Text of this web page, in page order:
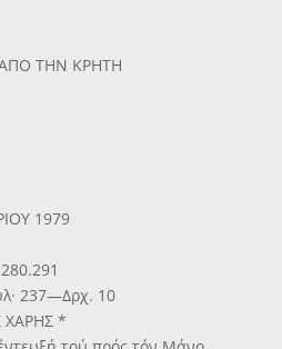
ΑΠΟ ΤΗΝ ΚΡΗΤΗ
1979
237—Δρχ. 10
ΧΑΡΗΣ *